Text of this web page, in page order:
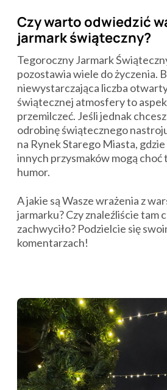
Czy warto odwiedzić
jarmark świąteczny?
Tegoroczny Jarmark
pozostawia wiele do życzenia.
niewystarczająca liczba
świątecznej atmosfery to
przemilczeć. Jeśli jednak
odrobinę świątecznego
na Rynek Starego Miasta,
innych przysmaków mogą
humor.
A jakie są Wasze wrażenia z
jarmarku? Czy znaleźliście tam
zachwyciło? Podzielcie się
komentarzach!